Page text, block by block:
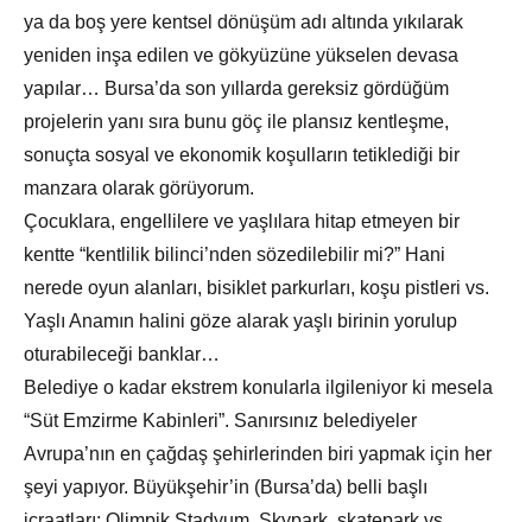
ya da boş yere kentsel dönüşüm adı altında yıkılarak
yeniden inşa edilen ve gökyüzüne yükselen devasa
yapılar… Bursa’da son yıllarda gereksiz gördüğüm
projelerin yanı sıra bunu göç ile plansız kentleşme,
sonuçta sosyal ve ekonomik koşulların tetiklediği bir
manzara olarak görüyorum.
Çocuklara, engellilere ve yaşlılara hitap etmeyen bir
kentte “kentlilik bilinci’nden sözedilebilir mi?” Hani
nerede oyun alanları, bisiklet parkurları, koşu pistleri vs.
Yaşlı Anamın halini göze alarak yaşlı birinin yorulup
oturabileceği banklar…
Belediye o kadar ekstrem konularla ilgileniyor ki mesela
“Süt Emzirme Kabinleri”. Sanırsınız belediyeler
Avrupa’nın en çağdaş şehirlerinden biri yapmak için her
şeyi yapıyor. Büyükşehir’in (Bursa’da) belli başlı